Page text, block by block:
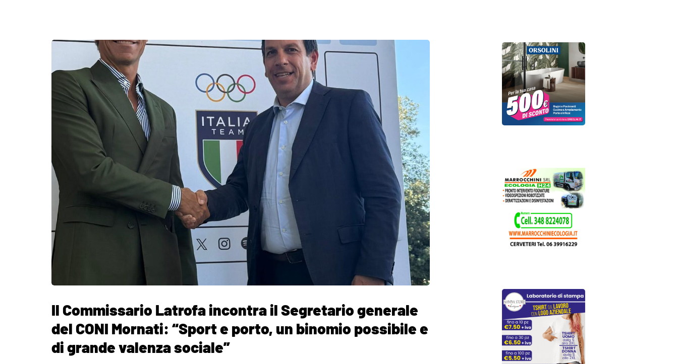
Il Commissario Latrofa incontra il Segretario generale
del CONI Mornati: “Sport e porto, un binomio possibile e
di grande valenza sociale”